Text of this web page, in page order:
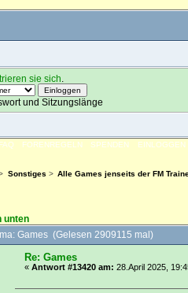
sie sich
und Sitzungslänge
FAQ FORENREGELN SPENDEN EINLOGGEN
Sonstiges > Alle Games jenseits der FM
unten
Games (Gelesen 2909115 mal)
Re: Games
« Antwort #13420 am: 28.April 2025,